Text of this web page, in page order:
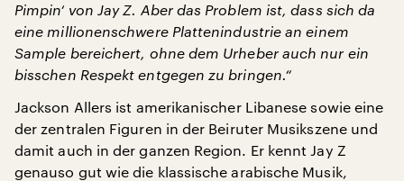
Pimpin‘ von Jay Z. Aber das Problem ist, dass sich da
eine millionenschwere Plattenindustrie an einem
Sample bereichert, ohne dem Urheber auch nur ein
bisschen Respekt entgegen zu bringen.“
Jackson Allers ist amerikanischer Libanese sowie eine
der zentralen Figuren in der Beiruter Musikszene und
damit auch in der ganzen Region. Er kennt Jay Z
genauso gut wie die klassische arabische Musik,